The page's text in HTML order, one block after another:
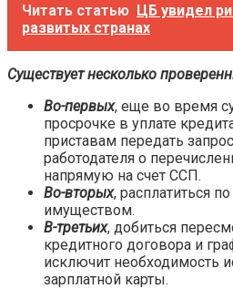
Читать статью ЦБ увидел
развитых странах
Существует несколько
Во-первых, еще во время
просрочке в уплате
приставам передать
работодателя о
напрямую на счет ССП.
Во-вторых, расплатиться
имуществом.
В-третьих, добиться
кредитного договора и
исключит необходимость
зарплатной карты.